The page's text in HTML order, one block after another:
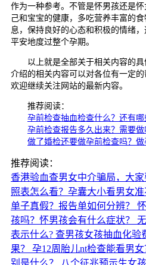
作为一种参考。不管是怀男孩还是
己和宝宝的健康，多吃营养丰富的
息，保持良好的心态和积极的情绪
平安地度过整个孕期。
以上就是全部关于相关内容的具
介绍的相关内容可以对各位有一定的
欢迎继续关注网站的最新内容。
推荐阅读：
孕前检查抽血检查什么？还有哪
孕前检查报告多久出来？需要做
做了婚检还要做孕前检查吗？做
推荐阅读：
香港验血查男女中介骗局，大家
照表怎么看？孕囊大小看男女准
单子真假？报告单如何分辨？
孩吗？怀男孩会有什么症状？
表示什么? 查男孩女孩抽血化验
果？
孕12周胎儿nt检查能看男